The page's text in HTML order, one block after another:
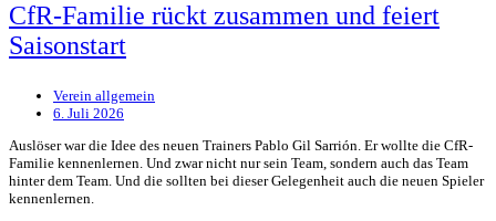
CfR-Familie rückt zusammen und feiert
Saisonstart
Verein allgemein
6. Juli 2026
Auslöser war die Idee des neuen Trainers Pablo Gil Sarrión. Er wollte die CfR-
Familie kennenlernen. Und zwar nicht nur sein Team, sondern auch das Team
hinter dem Team. Und die sollten bei dieser Gelegenheit auch die neuen Spieler
kennenlernen.